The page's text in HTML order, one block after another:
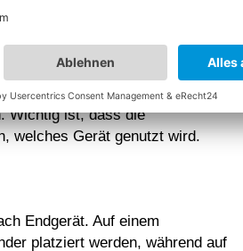
jedoch kann zu viel
die Navigationspunkte hinter
kann. Dies schafft Platz und
Wichtig ist, dass die
welches Gerät genutzt wird.
Endgerät. Auf einem
platziert werden, während auf